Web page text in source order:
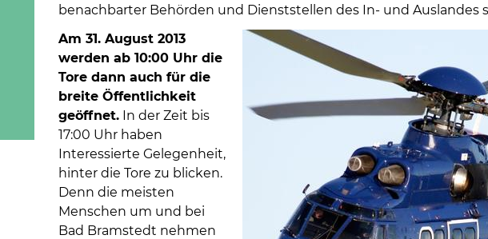
benachbarter Behörden und Dienststellen des In- und Auslandes
Am 31. August 2013
werden ab 10:00 Uhr die
Tore dann auch für die
breite Öffentlichkeit
geöffnet.In der Zeit bis
17:00 Uhr haben
Interessierte Gelegenheit,
hinter die Tore zu blicken.
Denn die meisten
Menschen um und bei
Bad Bramstedt nehmen